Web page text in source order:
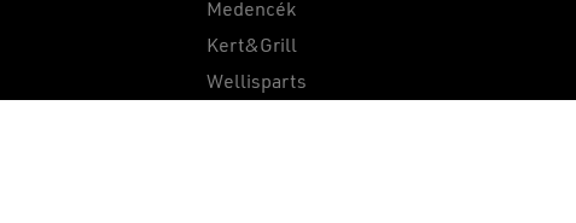
Medencék
Kert&Grill
Wellisparts